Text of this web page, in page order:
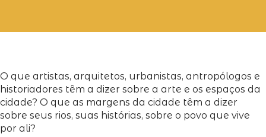
O que artistas, arquitetos, urbanistas, antropólogos e
historiadores têm a dizer sobre a arte e os espaços da
cidade? O que as margens da cidade têm a dizer
sobre seus rios, suas histórias, sobre o povo que vive
por ali?